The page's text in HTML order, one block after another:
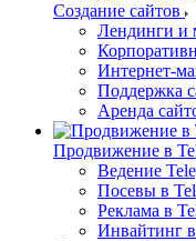
Создание сайтов
Лендинги и
Интернет-
Поддержка
Аренда
Продвижение в
Ведение
Посевы в
Реклама в
Инвайтинг